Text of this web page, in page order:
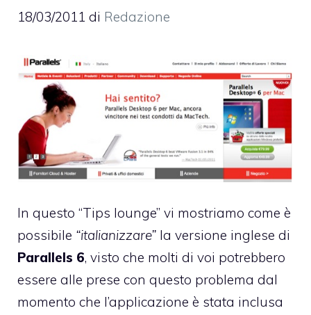
18/03/2011 di Redazione
In questo “Tips lounge” vi mostriamo come è
possibile “italianizzare” la versione inglese di
Parallels 6, visto che molti di voi potrebbero
essere alle prese con questo problema dal
momento che l’applicazione è stata inclusa